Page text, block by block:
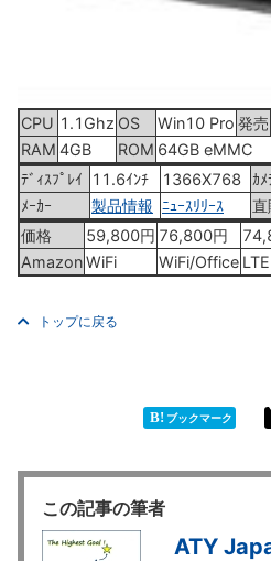
CPU 1.1Ghz OS Win10 Pro 発売
RAM 4GB ROM 64GB eMMC
ﾃﾞｨｽﾌﾟﾚｲ
11.6ｲﾝﾁ 1366X768 ｶﾒ
ﾒｰｶｰ
製品情報 ﾆｭｰｽﾘﾘｰｽ 直
価格
59,800円 76,800円
AmazonWiFi WiFi/Office LTE
トップに戻る
B! ブックマーク
この記事の筆者
ATY